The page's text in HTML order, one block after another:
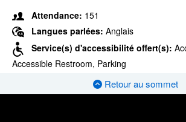
Attendance: 151
Langues parlées: Anglais
Service(s) d'accessibilité offert(s):
Accessible Restroom, Parking
Retour au sommet